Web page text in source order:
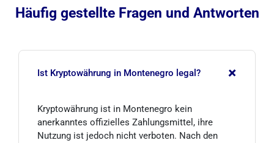
Häufig gestellte Fragen und Antworten
Ist Kryptowährung in Montenegro legal? +
Kryptowährung ist in Montenegro kein
anerkanntes offizielles Zahlungsmittel, ihre
Nutzung ist jedoch nicht verboten. Nach den